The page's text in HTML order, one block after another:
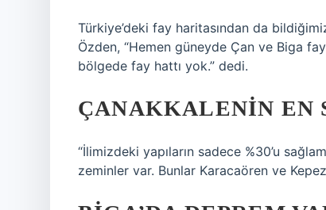
Türkiye’deki fay haritasından da
Özden, “Hemen güneyde Çan ve Biga
bölgede fay hattı yok.” dedi.
ÇANAKKALENIN EN
“İlimizdeki yapıların sadece %30’u
zeminler var. Bunlar Karacaören ve